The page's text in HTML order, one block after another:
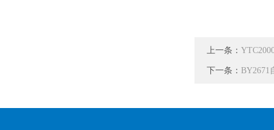
上一条：
下一条： BY2671